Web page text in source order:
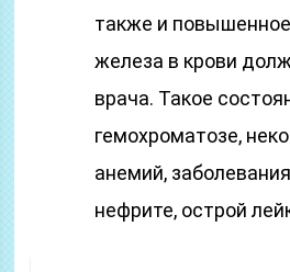
также и
железа в крови
врача. Такое
гемохроматозе,
анемий,
нефрите, острой